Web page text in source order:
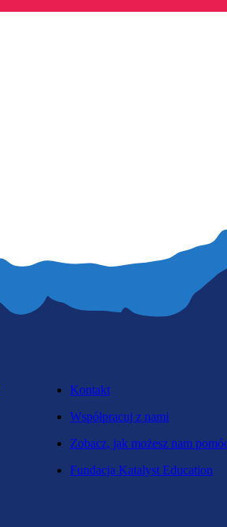
Kontakt
Współpracuj z nami
Zobacz, jak możesz nam
Fundacja Katalyst Education